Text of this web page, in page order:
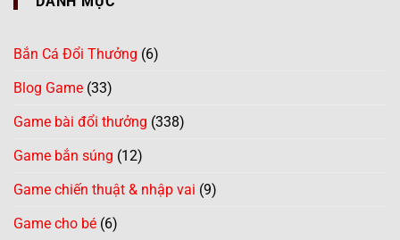
Bắn Cá Đổi Thưởng (6)
Blog Game (33)
Game bài đổi thưởng (338)
Game bắn súng (12)
Game chiến thuật & nhập vai (9)
Game cho bé (6)